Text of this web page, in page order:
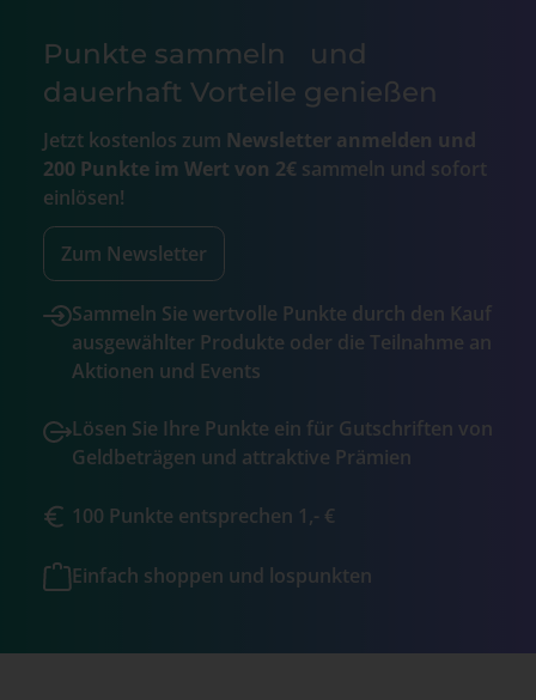
Punkte sammeln und
dauerhaft Vorteile genießen
Jetzt kostenlos zum Newsletter anmelden und
200 Punkte im Wert von 2€ sammeln und sofort
einlösen!
Zum Newsletter
Sammeln Sie wertvolle Punkte durch den Kauf
ausgewählter Produkte oder die Teilnahme an
Aktionen und Events
Lösen Sie Ihre Punkte ein für Gutschriften von
Geldbeträgen und attraktive Prämien
100 Punkte entsprechen 1,- €
Einfach shoppen und lospunkten